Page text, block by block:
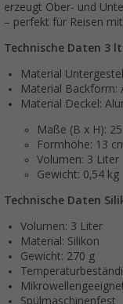
erzeugt Ober- und
– perfekt für Reisen
Technische Daten 3
Material
Material Backform:
Material Deckel:
Maße (B x H):
Formhöhe: 13
Volumen: 3 Liter
Gewicht: 0,54 kg
Technische Daten
Volumen: 3 Liter
Material: Silikon
Gewicht: 270 g
Spülmaschinenfest